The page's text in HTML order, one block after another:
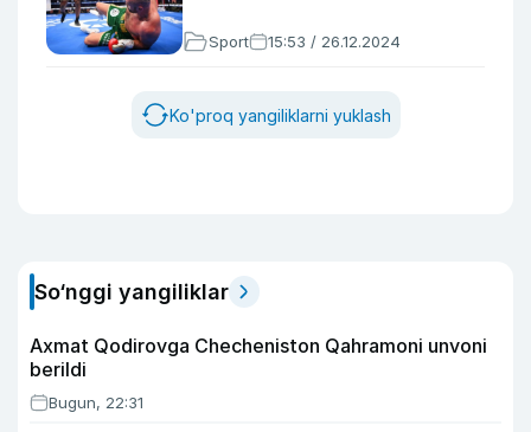
Sport 15:53 / 26.12.2024
Ko'proq yangiliklarni yuklash
So‘nggi yangiliklar
Axmat Qodirovga Checheniston Qahramoni unvoni
berildi
Bugun, 22:31